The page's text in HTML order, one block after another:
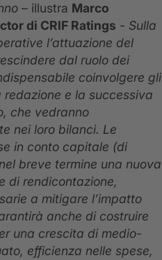
– illustra Marco
di CRIF Ratings - Sulla
l’attuazione del
dal ruolo dei
coinvolgere gli
e la successiva
che vedranno
nei loro bilanci. Le
in conto capitale (di
breve termine una nuova
di rendicontazione,
a mitigare l’impatto
anche di costruire
una crescita di medio-
efficienza nelle spese,